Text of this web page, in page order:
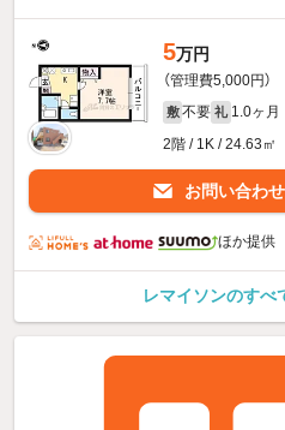
5万円
（管理費5,000円）
敷 不要 礼 1.0ヶ月
2階 / 1K / 24.63㎡
お問い合わせ
ほか提供
レマイソンのすべ